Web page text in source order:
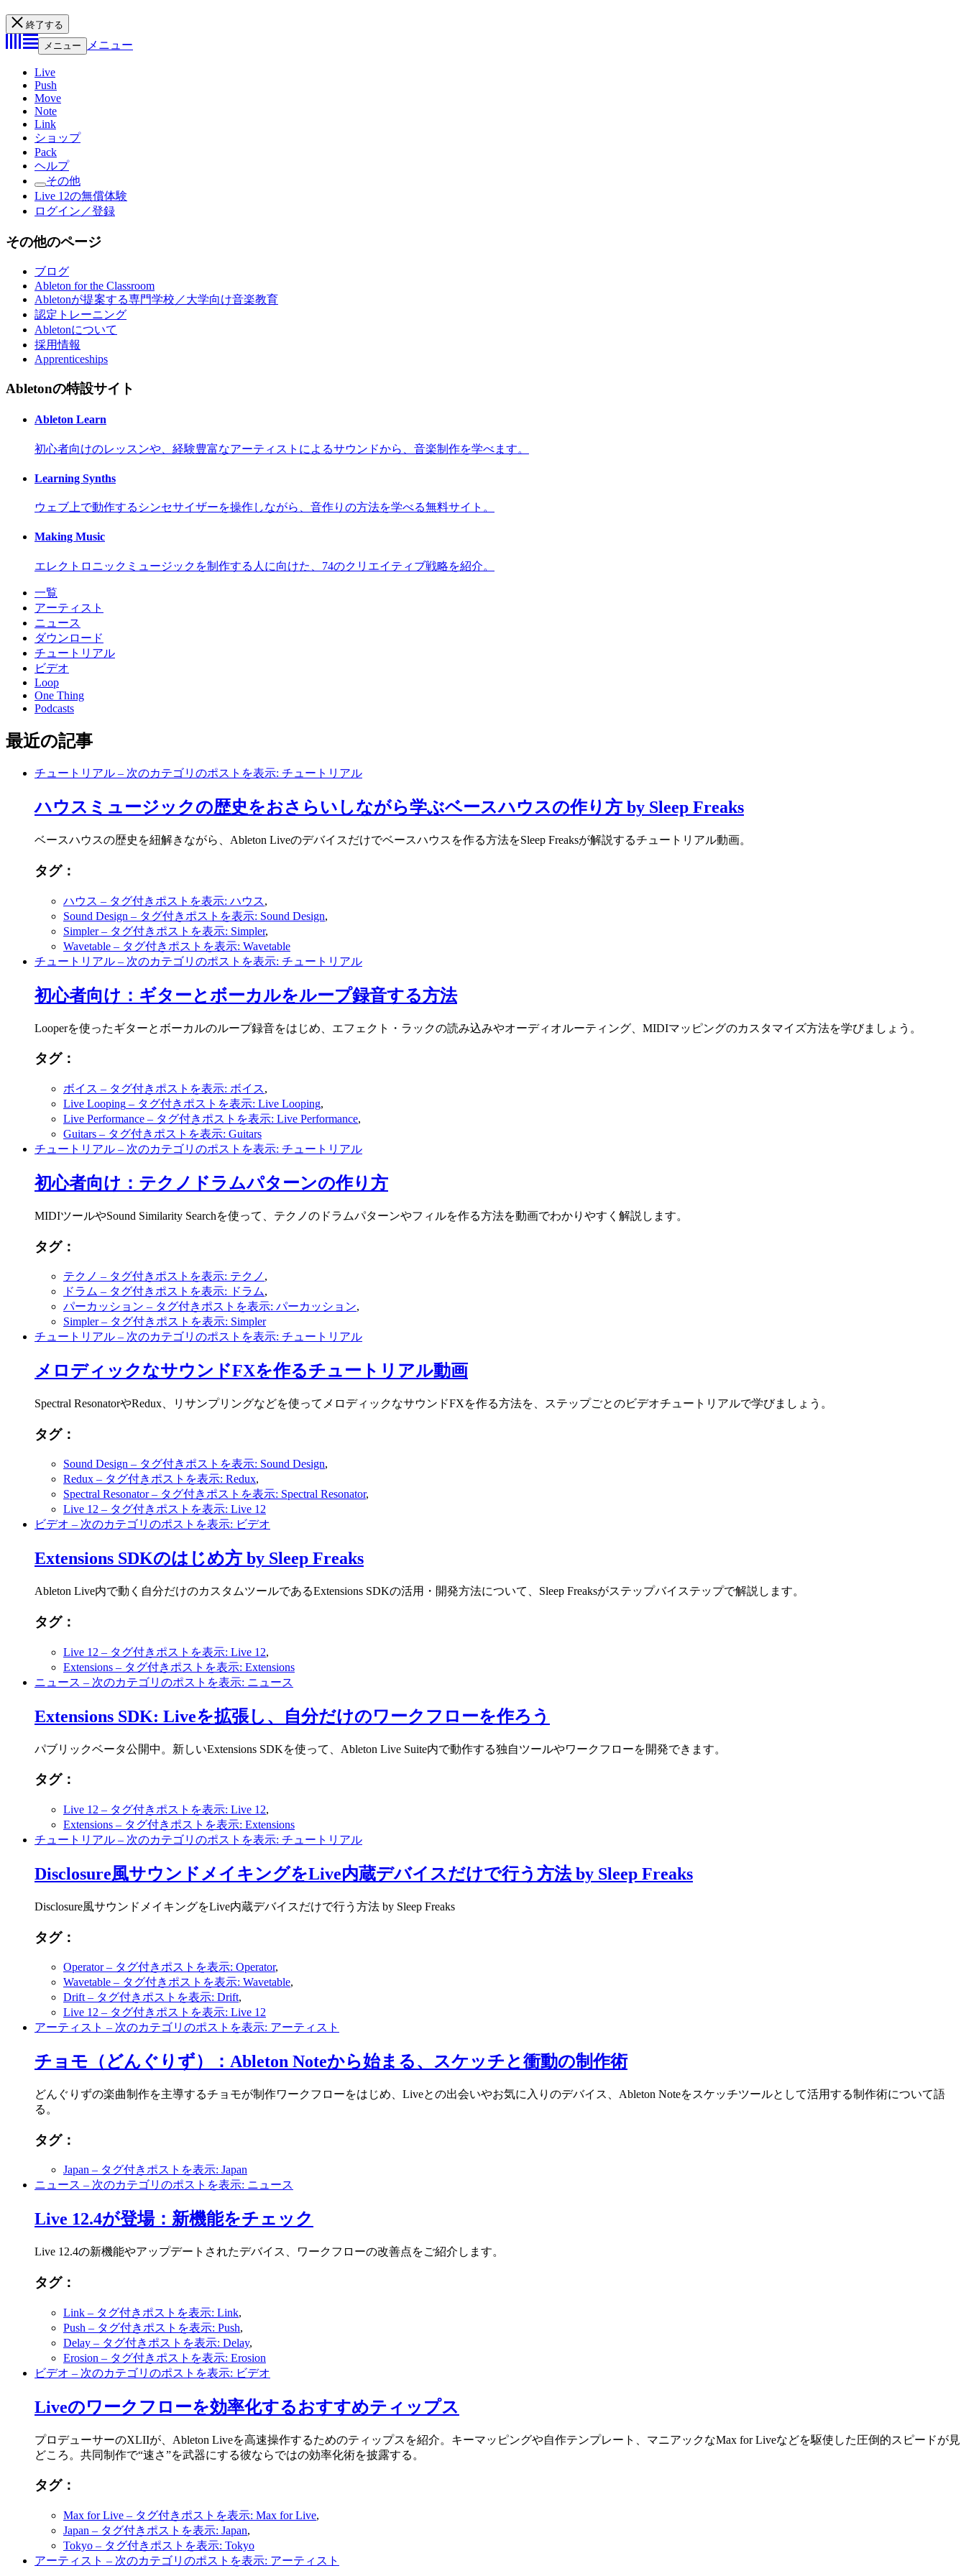
終了する
メニュー
メニュー
Live
Push
Move
Note
Link
ショップ
Pack
ヘルプ
その他
Live 12の無償体験
ログイン／登録
その他のページ
ブログ
Ableton for the Classroom
Abletonが提案する専門学校／大学向け音楽教育
認定トレーニング
Abletonについて
採用情報
Apprenticeships
Abletonの特設サイト
Ableton Learn
初心者向けのレッスンや、経験豊富なアーティストによるサウンドから、音楽制作を学べます。
Learning Synths
ウェブ上で動作するシンセサイザーを操作しながら、音作りの方法を学べる無料サイト。
Making Music
エレクトロニックミュージックを制作する人に向けた、74のクリエイティブ戦略を紹介。
一覧
アーティスト
ニュース
ダウンロード
チュートリアル
ビデオ
Loop
One Thing
Podcasts
最近の記事
チュートリアル – 次のカテゴリのポストを表示: チュートリアル
ハウスミュージックの歴史をおさらいしながら学ぶベースハウスの作り方 by Sleep Freaks
ベースハウスの歴史を紐解きながら、Ableton Liveのデバイスだけでベースハウスを作る方法をSleep Freaksが解説するチュートリアル動画。
タグ：
ハウス – タグ付きポストを表示: ハウス,
Sound Design – タグ付きポストを表示: Sound Design,
Simpler– タグ付きポストを表示: Simpler,
Wavetable – タグ付きポストを表示: Wavetable
チュートリアル – 次のカテゴリのポストを表示: チュートリアル
初心者向け：ギターとボーカルをループ録音する方法
Looperを使ったギターとボーカルのループ録音をはじめ、エフェクト・ラックの読み込みやオーディオルーティング、MIDIマッピングのカスタマイズ方法を学びましょう。
タグ：
ボイス – タグ付きポストを表示: ボイス,
Live Looping – タグ付きポストを表示: Live Looping,
Live Performance – タグ付きポストを表示: Live Performance,
Guitars – タグ付きポストを表示: Guitars
チュートリアル – 次のカテゴリのポストを表示: チュートリアル
初心者向け：テクノドラムパターンの作り方
MIDIツールやSound Similarity Searchを使って、テクノのドラムパターンやフィルを作る方法を動画でわかりやすく解説します。
タグ：
テクノ – タグ付きポストを表示: テクノ ,
ドラム – タグ付きポストを表示: ドラム,
パーカッション – タグ付きポストを表示: パーカッション,
Simpler– タグ付きポストを表示: Simpler
チュートリアル – 次のカテゴリのポストを表示: チュートリアル
メロディックなサウンドFXを作るチュートリアル動画
Spectral ResonatorやRedux、リサンプリングなどを使ってメロディックなサウンドFXを作る方法を、ステップごとのビデオチュートリアルで学びましょう。
タグ：
Sound Design – タグ付きポストを表示: Sound Design,
Redux – タグ付きポストを表示: Redux,
Spectral Resonator– タグ付きポストを表示: Spectral Resonator,
Live 12 – タグ付きポストを表示: Live 12
ビデオ – 次のカテゴリのポストを表示: ビデオ
Extensions SDKのはじめ方 by Sleep Freaks
Ableton Live内で動く自分だけのカスタムツールであるExtensions SDKの活用・開発方法について、Sleep Freaksがステップバイステップで解説します。
タグ：
Live 12 – タグ付きポストを表示: Live 12,
Extensions – タグ付きポストを表示: Extensions
ニュース – 次のカテゴリのポストを表示: ニュース
Extensions SDK: Liveを拡張し、自分だけのワークフローを作ろう
パブリックベータ公開中。新しいExtensions SDKを使って、Ableton Live Suite内で動作する独自ツールやワークフローを開発できます。
タグ：
Live 12 – タグ付きポストを表示: Live 12,
Extensions – タグ付きポストを表示: Extensions
チュートリアル – 次のカテゴリのポストを表示: チュートリアル
Disclosure風サウンドメイキングをLive内蔵デバイスだけで行う方法 by Sleep Freaks
Disclosure風サウンドメイキングをLive内蔵デバイスだけで行う方法 by Sleep Freaks
タグ：
Operator– タグ付きポストを表示: Operator,
Wavetable – タグ付きポストを表示: Wavetable,
Drift – タグ付きポストを表示: Drift,
Live 12 – タグ付きポストを表示: Live 12
アーティスト – 次のカテゴリのポストを表示: アーティスト
チョモ（どんぐりず）：Ableton Noteから始まる、スケッチと衝動の制作術
どんぐりずの楽曲制作を主導するチョモが制作ワークフローをはじめ、Liveとの出会いやお気に入りのデバイス、Ableton Noteをスケッチツールとして活用する制作術について語
る。
タグ：
Japan – タグ付きポストを表示: Japan
ニュース – 次のカテゴリのポストを表示: ニュース
Live 12.4が登場：新機能をチェック
Live 12.4の新機能やアップデートされたデバイス、ワークフローの改善点をご紹介します。
タグ：
Link – タグ付きポストを表示: Link,
Push – タグ付きポストを表示: Push,
Delay – タグ付きポストを表示: Delay,
Erosion – タグ付きポストを表示: Erosion
ビデオ – 次のカテゴリのポストを表示: ビデオ
Liveのワークフローを効率化するおすすめティップス
プロデューサーのXLIIが、Ableton Liveを高速操作するためのティップスを紹介。キーマッピングや自作テンプレート、マニアックなMax for Liveなどを駆使した圧倒的スピードが見
どころ。共同制作で“速さ”を武器にする彼ならではの効率化術を披露する。
タグ：
Max for Live – タグ付きポストを表示: Max for Live,
Japan – タグ付きポストを表示: Japan,
Tokyo – タグ付きポストを表示: Tokyo
アーティスト – 次のカテゴリのポストを表示: アーティスト